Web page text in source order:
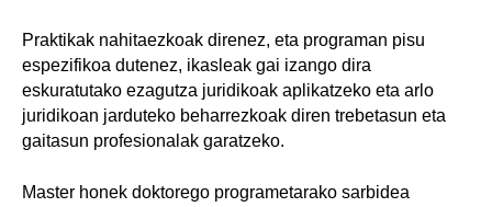
Praktikak nahitaezkoak direnez, eta programan pisu
espezifikoa dutenez, ikasleak gai izango dira
eskuratutako ezagutza juridikoak aplikatzeko eta arlo
juridikoan jarduteko beharrezkoak diren trebetasun eta
gaitasun profesionalak garatzeko.
Master honek doktorego programetarako sarbidea